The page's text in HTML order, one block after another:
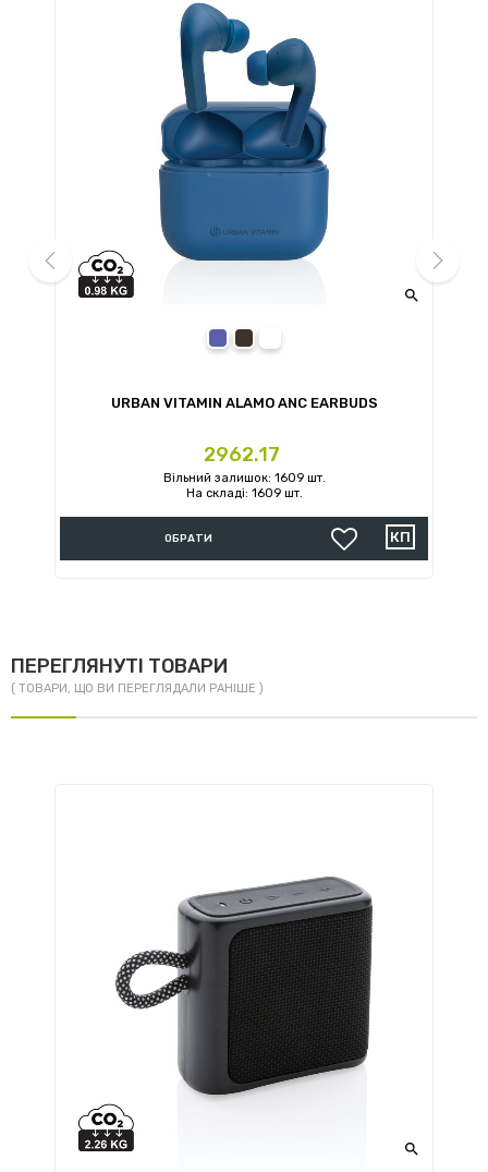

URBAN VITAMIN ALAMO ANC EARBUDS
Ціна
2962.17
Вільний залишок: 1609 шт.
На складі: 1609 шт.
ОБРАТИ
ПЕРЕГЛЯНУТІ ТОВАРИ
( ТОВАРИ, ЩО ВИ ПЕРЕГЛЯДАЛИ РАНІШЕ )
